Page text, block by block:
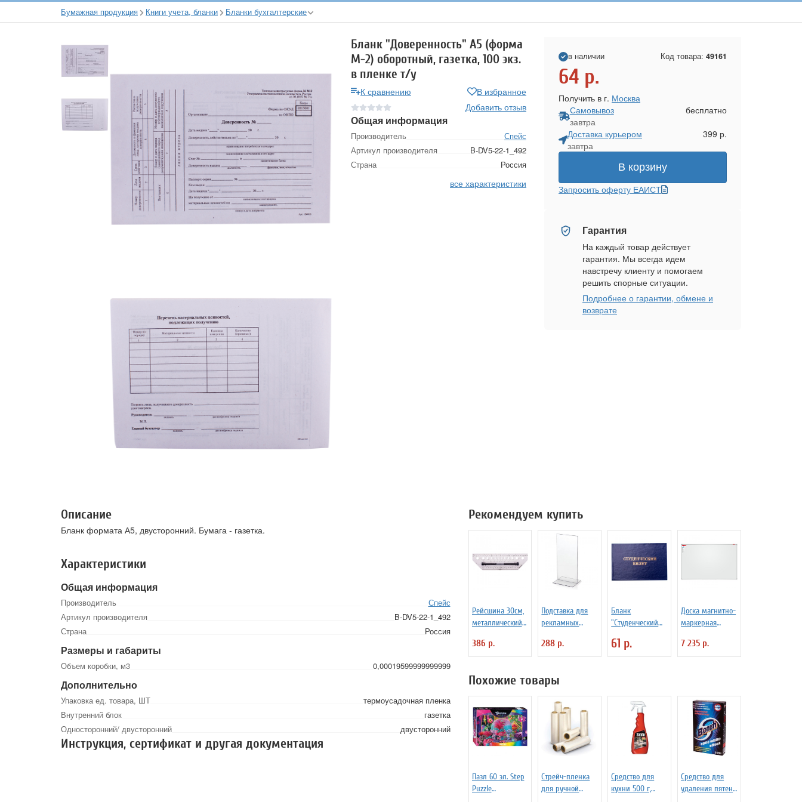
Бумажная продукция Книги учета, бланки Бланки бухгалтерские
Бланк "Доверенность" А5 (форма
М-2) оборотный, газетка, 100 экз.
в пленке т/у
К сравнению
В избранное
Добавить отзыв
Общая информация
Производитель
Спейс
Артикул производителя
B-DV5-22-1_492
Страна
Россия
все характеристики
в наличии Код товара: 49161
64 р.
Получить в г. Москва
Самовывоз
завтра
бесплатно
Доставка курьером
завтра
399 р.
В корзину
Запросить оферту ЕАИСТ
Гарантия
На каждый товар действует
гарантия. Мы всегда идем
навстречу клиенту и помогаем
решить спорные ситуации.
Подробнее о гарантии, обмене и
возврате
Описание
Бланк формата А5, двусторонний. Бумага - газетка.
Характеристики
Общая информация
Производитель
Спейс
Артикул производителя
B-DV5-22-1_492
Страна
Россия
Размеры и габариты
Объем коробки, м3 0,00019599999999999
Дополнительно
Упаковка ед. товара, ШТ
термоусадочная пленка
Внутренний блок
газетка
Односторонний/ двусторонний
двусторонний
Инструкция, сертификат и другая документация
Рекомендуем купить
Рейсшина 30см,
металлический
386 р.
Подставка для
рекламных
BRAUBERG,
размер 10*21 см
настольная,
двусторонняя,
оргст
288 р.
Бланк
"Студенческий
61 р.
Доска магнитно-
маркерная
7 235 р.
Похожие товары
Пазл 60 эл. Step
Puzzle
Стрейч-пленка
для ручной
Средство для
кухни 500 г,
Средство для
удаления пятен